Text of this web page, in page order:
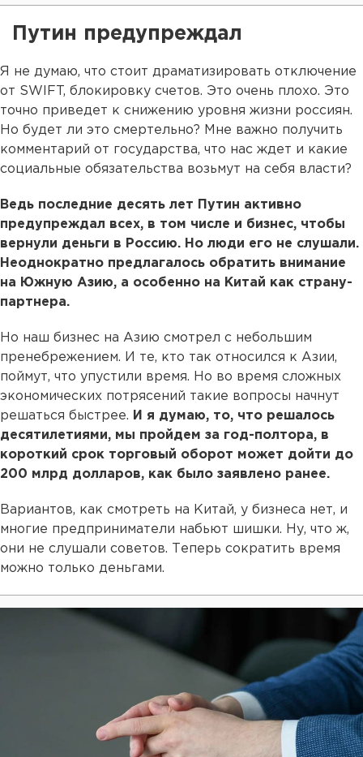
Путин предупреждал
Я не думаю, что стоит драматизировать отключение
от SWIFT, блокировку счетов. Это очень плохо. Это
точно приведет к снижению уровня жизни россиян.
Но будет ли это смертельно? Мне важно получить
комментарий от государства, что нас ждет и какие
социальные обязательства возьмут на себя власти?
Ведь последние десять лет Путин активно
предупреждал всех, в том числе и бизнес, чтобы
вернули деньги в Россию. Но люди его не слушали.
Неоднократно предлагалось обратить внимание
на Южную Азию, а особенно на Китай как страну-
партнера.
Но наш бизнес на Азию смотрел с небольшим
пренебрежением. И те, кто так относился к Азии,
поймут, что упустили время. Но во время сложных
экономических потрясений такие вопросы начнут
решаться быстрее. И я думаю, то, что решалось
десятилетиями, мы пройдем за год-полтора, в
короткий срок торговый оборот может дойти до
200 млрд долларов, как было заявлено ранее.
Вариантов, как смотреть на Китай, у бизнеса нет, и
многие предприниматели набьют шишки. Ну, что ж,
они не слушали советов. Теперь сократить время
можно только деньгами.